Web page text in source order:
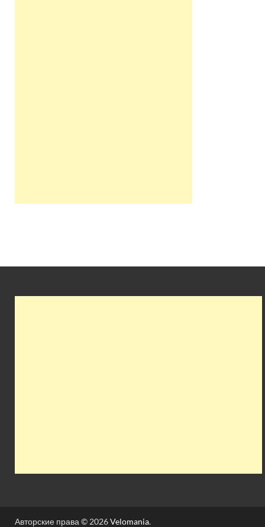
Авторские права © 2026Velomania.